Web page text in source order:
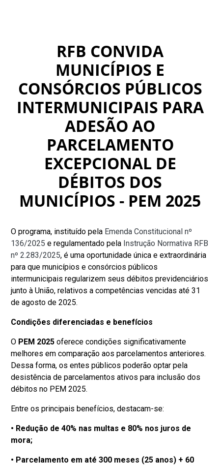
RFB CONVIDA
MUNICÍPIOS E
CONSÓRCIOS PÚBLICOS
INTERMUNICIPAIS PARA
ADESÃO AO
PARCELAMENTO
EXCEPCIONAL DE
DÉBITOS DOS
MUNICÍPIOS - PEM 2025
O programa, instituído pela Emenda Constitucional nº
136/2025 e regulamentado pela Instrução Normativa RFB
nº 2.283/2025, é uma oportunidade única e extraordinária
para que municípios e consórcios públicos
intermunicipais regularizem seus débitos previdenciários
junto à União, relativos a competências vencidas até 31
de agosto de 2025.
Condições diferenciadas e benefícios
O PEM 2025 oferece condições significativamente
melhores em comparação aos parcelamentos anteriores.
Dessa forma, os entes públicos poderão optar pela
desistência de parcelamentos ativos para inclusão dos
débitos no PEM 2025.
Entre os principais benefícios, destacam-se:
• Redução de 40% nas multas e 80% nos juros de
mora;
• Parcelamento em até 300 meses (25 anos) + 60